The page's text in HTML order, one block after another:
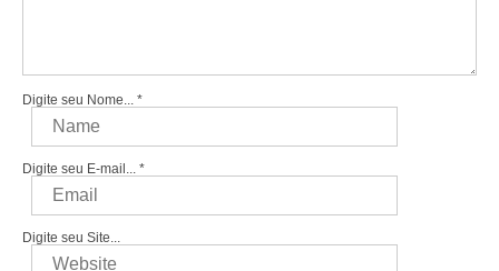
Digite seu Nome... *
Digite seu E-mail... *
Digite seu Site...